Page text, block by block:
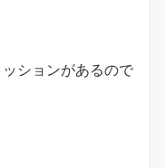
ションがあるので